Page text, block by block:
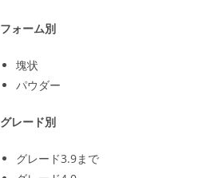
フォーム別
塊状
パウダー
グレード別
グレード3.9まで